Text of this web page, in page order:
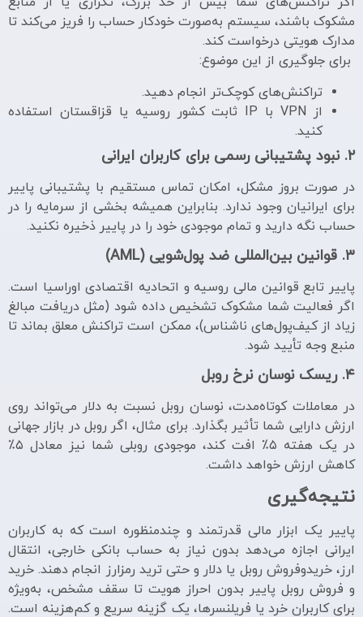
مشکوک باشند، سیستم به‌صورت خودکار حساب را فریز می‌کند تا
مدارک هویتی درخواست کند.
برای جلوگیری از این موضوع:
تراکنش‌های کوچک‌تر انجام دهید.
از VPN با IP ثابت کشور روسیه یا قزاقستان استفاده
کنید.
۲. نبود پشتیبانی رسمی برای کاربران ایرانی
در صورت بروز مشکل، امکان تماس مستقیم با پشتیبانی پاییر
برای ایرانیان وجود ندارد. بنابراین همیشه بخشی از سرمایه را در
حساب نگه دارید و تمام موجودی خود را در پاییر ذخیره نکنید.
۳. قوانین بین‌المللی ضد پول‌شویی ( AML
)
پاییر تابع قوانین مالی روسیه و اتحادیه اقتصادی اوراسیا است.
اگر فعالیت شما مشکوک تشخیص داده شود (مثل دریافت مبالغ
زیاد از کیف‌پول‌های ناشناس)، ممکن است تراکنش معلق بماند تا
منبع وجه تأیید شود.
۴. ریسک نوسان نرخ روبل
در معاملات کوتاه‌مدت، نوسان روبل نسبت به دلار می‌تواند روی
ارزش دارایی شما تأثیر بگذارد. برای مثال، اگر روبل در بازار جهانی
در یک هفته ۵٪ افت کند، موجودی روبلی شما نیز معادل ۵٪
کاهش ارزش خواهد داشت.
نتیجه‌گیری
پاییر یک ابزار مالی قدرتمند و چندمنظوره است که به کاربران
ایرانی اجازه می‌دهد بدون نیاز به حساب بانکی خارجی، انتقال
ارز، خریدوفروش روبل یا دلار و حتی ترید رمزارز انجام دهند. خرید
و فروش روبل پاییر بدون احراز هویت تا سقف مشخص، به‌ویژه
برای کاربران خرد یا فریلنسرها، یک گزینه سریع و کم‌هزینه است.